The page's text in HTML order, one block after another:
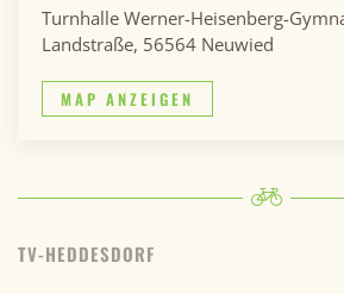
Turnhalle Werner-Heisenberg-
Landstraße, 56564 Neuwied
MAP ANZEIGEN
TV-HEDDESDORF